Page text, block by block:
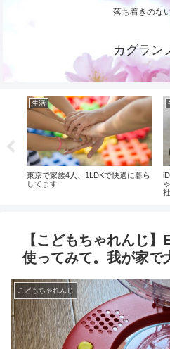
落ち着きのな
カグラン
生活
東京で家族4人、1LDKで快適に暮ら
してます
【こどもちゃれんじ
使ってみて。我が家で
こどもちゃれんじ